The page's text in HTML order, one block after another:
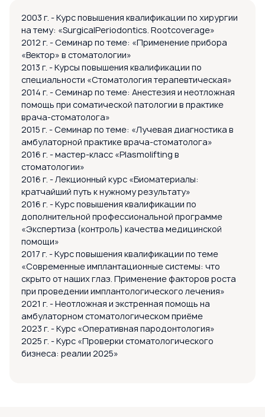
2003 г. - Курс повышения квалификации по хирургии
на тему: «SurgicalPeriodontics. Rootcoverage»
2012 г. - Семинар по теме: «Применение прибора
«Вектор» в стоматологии»
2013 г. - Курсы повышения квалификации по
специальности «Стоматология терапевтическая»
2014 г. - Семинар по теме: Анестезия и неотложная
помощь при соматической патологии в практике
врача-стоматолога»
2015 г. - Семинар по теме: «Лучевая диагностика в
амбулаторной практике врача-стоматолога»
2016 г. - мастер-класс «Plasmolifting в
стоматологии»
2016 г. - Лекционный курс «Биоматериалы:
кратчайший путь к нужному результату»
2016 г. - Курс повышения квалификации по
дополнительной профессиональной программе
«Экспертиза (контроль) качества медицинской
помощи»
2017 г. - Курс повышения квалификации по теме
«Современные имплантационные системы: что
скрыто от наших глаз. Применение факторов роста
при проведении имплантологического лечения»
2021 г. - Неотложная и экстренная помощь на
амбулаторном стоматологическом приёме
2023 г. - Курс «Оперативная пародонтология»
2025 г. - Курс «Проверки стоматологического
бизнеса: реалии 2025»